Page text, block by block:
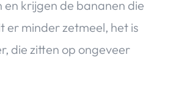
krijgen de bananen die
er minder zetmeel, het is
die zitten op ongeveer